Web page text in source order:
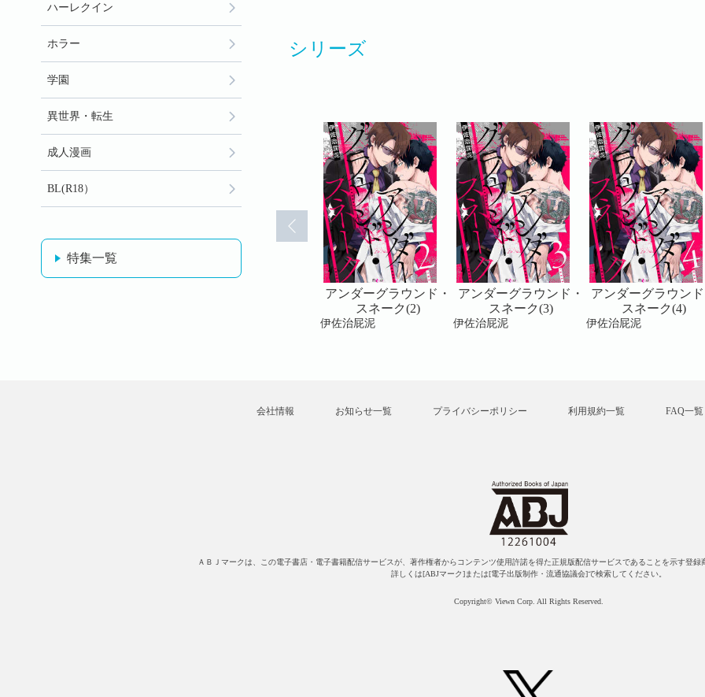
シリーズ
アンダーグラウンド・
スネーク(2)
伊佐治屁泥
アンダーグラウンド・
スネーク(3)
伊佐治屁泥
アンダーグラウン
スネーク(4)
伊佐治屁泥
ハーレクイン
ホラー
学園
異世界・転生
成人漫画
BL(R18）
特集一覧
会社情報 お知らせ一覧 プライバシーポリシー 利用規約一覧 FAQ一覧
ＡＢＪマークは、この電子書店・電子書籍配信サービスが、著作権者からコンテンツ使用許諾を得た正規版配信サービスであることを示す登
詳しくは[ABJマーク]または[電子出版制作・流通協議会]で検索してください。
Copyright© Viewn Corp. All Rights Reserved.